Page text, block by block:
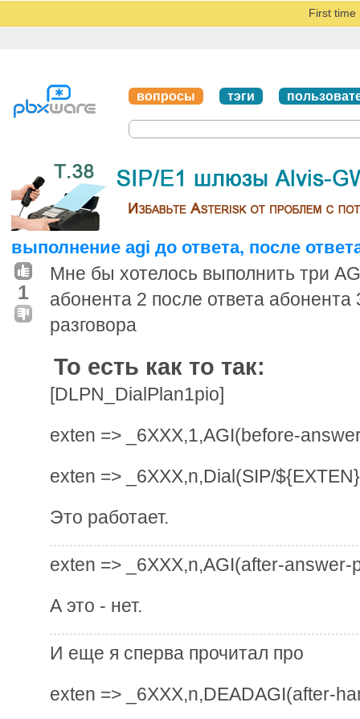
First time
вопросы тэги
выполнение agi до ответа, после
1
Мне бы хотелось выполнить три
абонента 2 после ответа абонента
разговора
То есть как то так:
[DLPN_DialPlan1pio]
exten => _6XXX,1,AGI(before-
exten => _6XXX,n,Dial(SIP/
Это работает.
exten => _6XXX,n,AGI(after-answer-
А это - нет.
И еще я сперва прочитал про
exten => _6XXX,n,DEADAGI(after-